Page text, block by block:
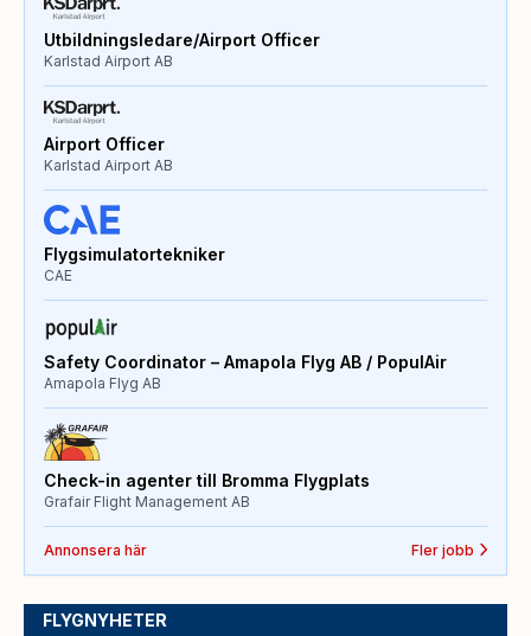
Utbildningsledare/Airport Officer
Karlstad Airport AB
Airport Officer
Karlstad Airport AB
Flygsimulatortekniker
CAE
Safety Coordinator – Amapola Flyg AB / PopulAir
Amapola Flyg AB
Check-in agenter till Bromma Flygplats
Grafair Flight Management AB
Annonsera här Fler jobb
FLYGNYHETER